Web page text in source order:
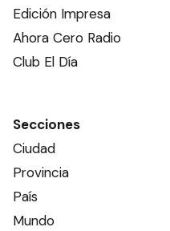
Edición Impresa
Ahora Cero Radio
Club El Día
Secciones
Ciudad
Provincia
País
Mundo